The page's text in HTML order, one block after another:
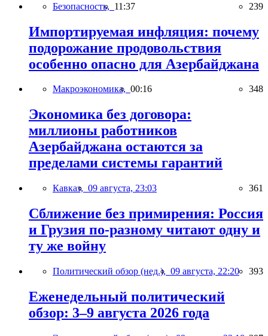
Безопасность, 11:37 239
Импортируемая инфляция: почему
подорожание продовольствия
особенно опасно для Азербайджана
Макроэкономика, 00:16 348
Экономика без договора:
миллионы работников
Азербайджана остаются за
пределами системы гарантий
Кавказ, 09 августа, 23:03 361
Сближение без примирения: Россия
и Грузия по-разному читают одну и
ту же войну
Политический обзор (нед.), 09 августа, 22:20 393
Еженедельный политический
обзор: 3–9 августа 2026 года